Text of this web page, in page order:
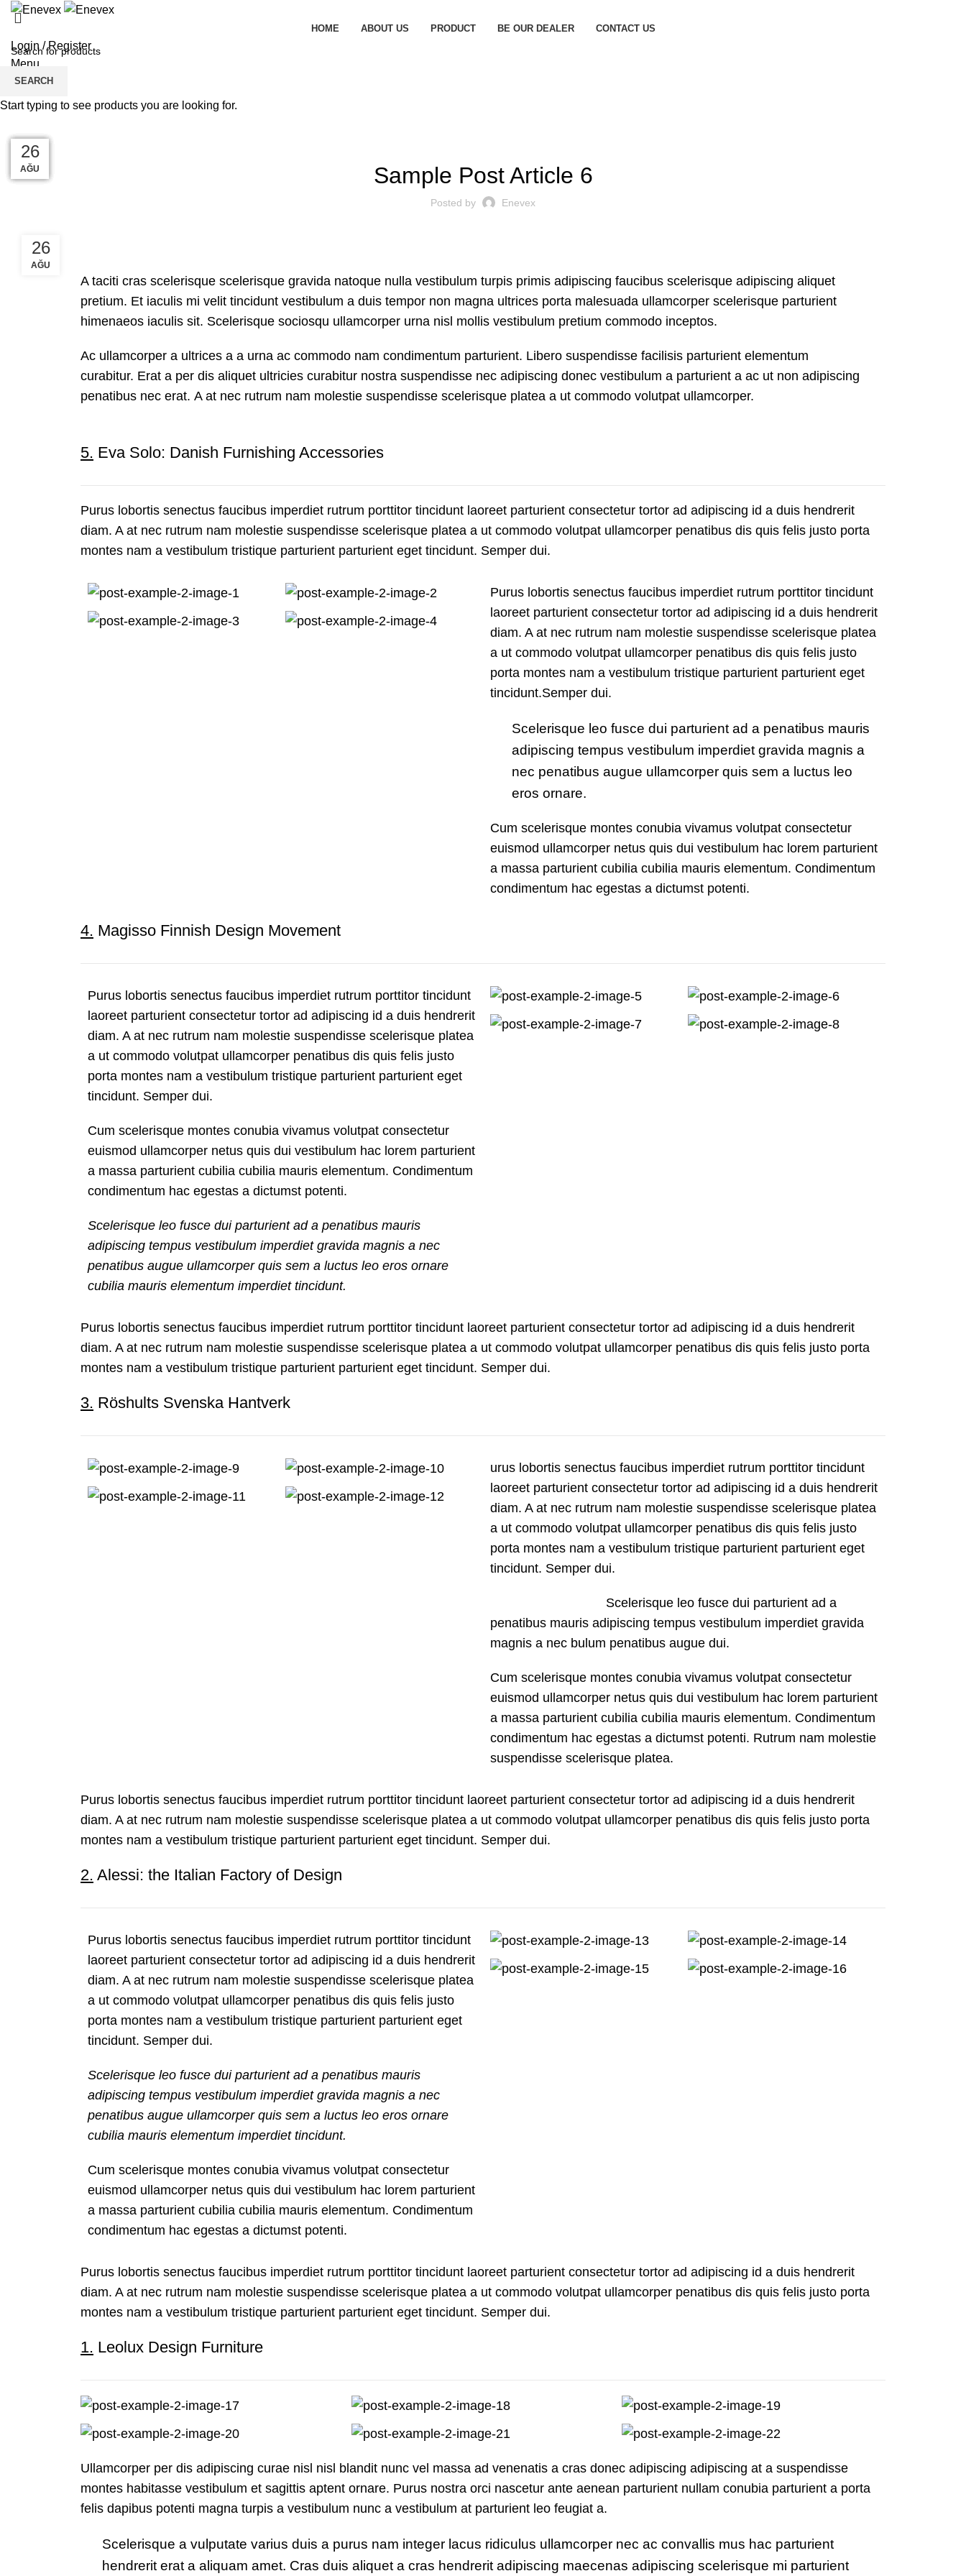
HOME ABOUT US PRODUCT BE OUR DEALER CONTACT US
Login / Register
Menu
Blog
Sample Post Article 6
Posted by Enevex
26
AĞU
A taciti cras scelerisque scelerisque gravida natoque nulla vestibulum turpis primis adipiscing faucibus scelerisque adipiscing aliquet
pretium. Et iaculis mi velit tincidunt vestibulum a duis tempor non magna ultrices porta malesuada ullamcorper scelerisque parturient
himenaeos iaculis sit. Scelerisque sociosqu ullamcorper urna nisl mollis vestibulum pretium commodo inceptos.
Ac ullamcorper a ultrices a a urna ac commodo nam condimentum parturient. Libero suspendisse facilisis parturient elementum
curabitur. Erat a per dis aliquet ultricies curabitur nostra suspendisse nec adipiscing donec vestibulum a parturient a ac ut non adipiscing
penatibus nec erat. A at nec rutrum nam molestie suspendisse scelerisque platea a ut commodo volutpat ullamcorper.
5. Eva Solo: Danish Furnishing Accessories
Purus lobortis senectus faucibus imperdiet rutrum porttitor tincidunt laoreet parturient consectetur tortor ad adipiscing id a duis hendrerit
diam. A at nec rutrum nam molestie suspendisse scelerisque platea a ut commodo volutpat ullamcorper penatibus dis quis felis justo porta
montes nam a vestibulum tristique parturient parturient eget tincidunt. Semper dui.
Purus lobortis senectus faucibus imperdiet rutrum porttitor tincidunt
laoreet parturient consectetur tortor ad adipiscing id a duis hendrerit
diam. A at nec rutrum nam molestie suspendisse scelerisque platea
a ut commodo volutpat ullamcorper penatibus dis quis felis justo
porta montes nam a vestibulum tristique parturient parturient eget
tincidunt.Semper dui.
Scelerisque leo fusce dui parturient ad a penatibus mauris
adipiscing tempus vestibulum imperdiet gravida magnis a
nec penatibus augue ullamcorper quis sem a luctus leo
eros ornare.
Cum scelerisque montes conubia vivamus volutpat consectetur
euismod ullamcorper netus quis dui vestibulum hac lorem parturient
a massa parturient cubilia cubilia mauris elementum. Condimentum
condimentum hac egestas a dictumst potenti.
4. Magisso Finnish Design Movement
Purus lobortis senectus faucibus imperdiet rutrum porttitor tincidunt
laoreet parturient consectetur tortor ad adipiscing id a duis hendrerit
diam. A at nec rutrum nam molestie suspendisse scelerisque platea
a ut commodo volutpat ullamcorper penatibus dis quis felis justo
porta montes nam a vestibulum tristique parturient parturient eget
tincidunt. Semper dui.
Cum scelerisque montes conubia vivamus volutpat consectetur
euismod ullamcorper netus quis dui vestibulum hac lorem parturient
a massa parturient cubilia cubilia mauris elementum. Condimentum
condimentum hac egestas a dictumst potenti.
Scelerisque leo fusce dui parturient ad a penatibus mauris
adipiscing tempus vestibulum imperdiet gravida magnis a nec
penatibus augue ullamcorper quis sem a luctus leo eros ornare
cubilia mauris elementum imperdiet tincidunt.
Purus lobortis senectus faucibus imperdiet rutrum porttitor tincidunt laoreet parturient consectetur tortor ad adipiscing id a duis hendrerit
diam. A at nec rutrum nam molestie suspendisse scelerisque platea a ut commodo volutpat ullamcorper penatibus dis quis felis justo porta
montes nam a vestibulum tristique parturient parturient eget tincidunt. Semper dui.
3. Röshults Svenska Hantverk
urus lobortis senectus faucibus imperdiet rutrum porttitor tincidunt
laoreet parturient consectetur tortor ad adipiscing id a duis hendrerit
diam. A at nec rutrum nam molestie suspendisse scelerisque platea
a ut commodo volutpat ullamcorper penatibus dis quis felis justo
porta montes nam a vestibulum tristique parturient parturient eget
tincidunt. Semper dui.
Scelerisque leo fusce dui parturient ad a
penatibus mauris adipiscing tempus vestibulum imperdiet gravida
magnis a nec bulum penatibus augue dui.
Cum scelerisque montes conubia vivamus volutpat consectetur
euismod ullamcorper netus quis dui vestibulum hac lorem parturient
a massa parturient cubilia cubilia mauris elementum. Condimentum
condimentum hac egestas a dictumst potenti. Rutrum nam molestie
suspendisse scelerisque platea.
Purus lobortis senectus faucibus imperdiet rutrum porttitor tincidunt laoreet parturient consectetur tortor ad adipiscing id a duis hendrerit
diam. A at nec rutrum nam molestie suspendisse scelerisque platea a ut commodo volutpat ullamcorper penatibus dis quis felis justo porta
montes nam a vestibulum tristique parturient parturient eget tincidunt. Semper dui.
2. Alessi: the Italian Factory of Design
Purus lobortis senectus faucibus imperdiet rutrum porttitor tincidunt
laoreet parturient consectetur tortor ad adipiscing id a duis hendrerit
diam. A at nec rutrum nam molestie suspendisse scelerisque platea
a ut commodo volutpat ullamcorper penatibus dis quis felis justo
porta montes nam a vestibulum tristique parturient parturient eget
tincidunt. Semper dui.
Scelerisque leo fusce dui parturient ad a penatibus mauris
adipiscing tempus vestibulum imperdiet gravida magnis a nec
penatibus augue ullamcorper quis sem a luctus leo eros ornare
cubilia mauris elementum imperdiet tincidunt.
Cum scelerisque montes conubia vivamus volutpat consectetur
euismod ullamcorper netus quis dui vestibulum hac lorem parturient
a massa parturient cubilia cubilia mauris elementum. Condimentum
condimentum hac egestas a dictumst potenti.
Purus lobortis senectus faucibus imperdiet rutrum porttitor tincidunt laoreet parturient consectetur tortor ad adipiscing id a duis hendrerit
diam. A at nec rutrum nam molestie suspendisse scelerisque platea a ut commodo volutpat ullamcorper penatibus dis quis felis justo porta
montes nam a vestibulum tristique parturient parturient eget tincidunt. Semper dui.
1. Leolux Design Furniture
Ullamcorper per dis adipiscing curae nisl nisl blandit nunc vel massa ad venenatis a cras donec adipiscing adipiscing at a suspendisse
montes habitasse vestibulum et sagittis aptent ornare. Purus nostra orci nascetur ante aenean parturient nullam conubia parturient a porta
felis dapibus potenti magna turpis a vestibulum nunc a vestibulum at parturient leo feugiat a.
Scelerisque a vulputate varius duis a purus nam integer lacus ridiculus ullamcorper nec ac convallis mus hac parturient
hendrerit erat a aliquam amet. Cras duis aliquet a cras hendrerit adipiscing maecenas adipiscing scelerisque mi parturient
27
AĞU
27
AĞU
27
AĞU
27
AĞU
27
AĞU
26
AĞU
SEARCH
Start typing to see products you are looking for.